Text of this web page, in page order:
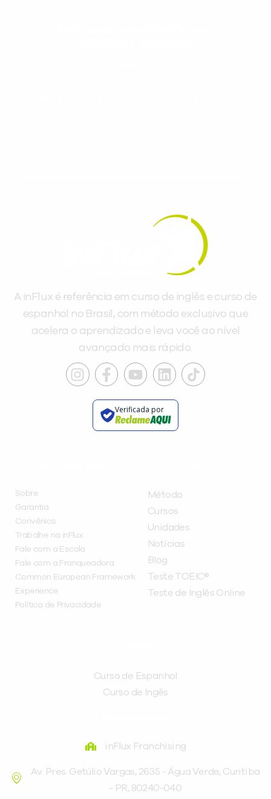
A inFlux é referência em curso de inglês e curso de
espanhol no Brasil, com método exclusivo que
acelera o aprendizado e leva você ao nível
avançado mais rápido.
Verificada por
Sobre
Garantia
Convênios
Trabalhe na inFlux
Fale com a Escola
Fale com a Franqueadora
Common European Framework
Experience
Política de Privacidade
Método
Cursos
Unidades
Notícias
Blog
Teste TOEIC®
Teste de Inglês Online
Curso de Espanhol
Curso de Ingês
inFlux Franchising
Av. Pres. Getúlio Vargas, 2635 - Água Verde, Curitiba
- PR, 80240-040